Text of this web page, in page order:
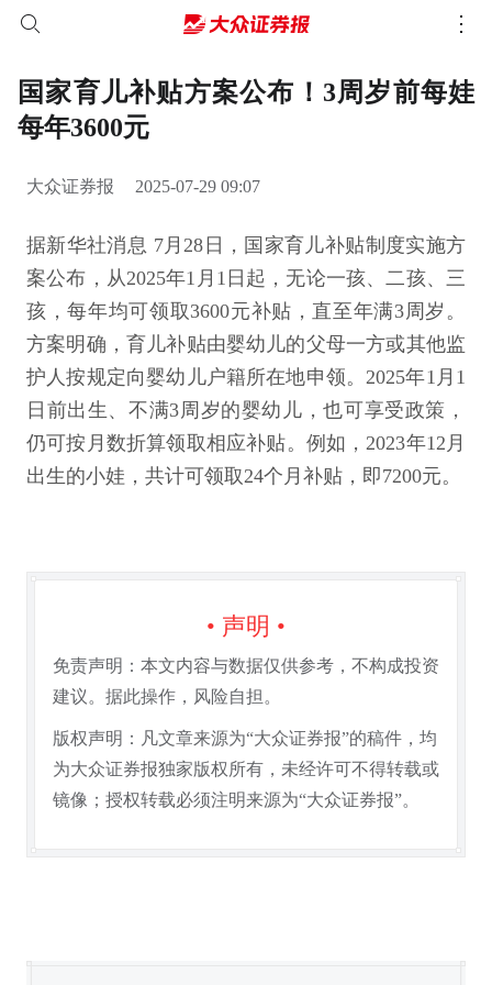
国家育儿补贴方案公布！3周岁前每娃
每年3600元
大众证券报 2025-07-29 09:07
据新华社消息 7月28日，国家育儿补贴制度实施方
案公布，从2025年1月1日起，无论一孩、二孩、三
孩，每年均可领取3600元补贴，直至年满3周岁。
方案明确，育儿补贴由婴幼儿的父母一方或其他监
护人按规定向婴幼儿户籍所在地申领。2025年1月1
日前出生、不满3周岁的婴幼儿，也可享受政策，
仍可按月数折算领取相应补贴。例如，2023年12月
出生的小娃，共计可领取24个月补贴，即7200元。
• 声明 •
免责声明：本文内容与数据仅供参考，不构成投资
建议。据此操作，风险自担。
版权声明：凡文章来源为“大众证券报”的稿件，均
为大众证券报独家版权所有，未经许可不得转载或
镜像；授权转载必须注明来源为“大众证券报”。